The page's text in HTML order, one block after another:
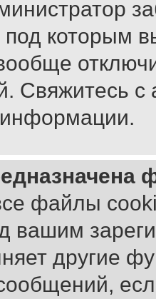
которым
Свяжитесь
файлы
вашим
другие